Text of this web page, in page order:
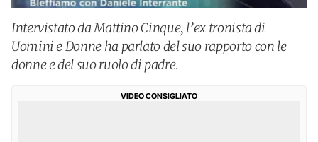
Intervistato da Mattino Cinque, l’ex tronista di
Uomini e Donne ha parlato del suo rapporto con le
donne e del suo ruolo di padre.
VIDEO CONSIGLIATO